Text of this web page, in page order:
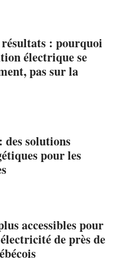
: pourquoi
électrique se
pas sur la
solutions
pour les
accessibles pour
de près de